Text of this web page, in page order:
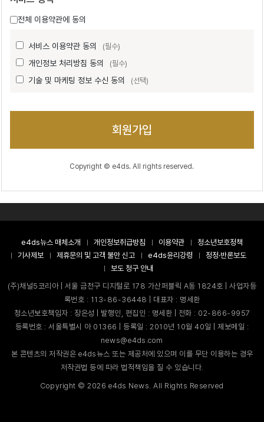
전체 이용약관에 동의
서비스 이용약관 동의 (필수)
개인정보 처리방침 동의 (필수)
기술 및 마케팅 정보 수신 동의 (선택)
회원가입
Copyright © e4ds. All rights reserved.
e4ds뉴스 매체소개 개인정보취급방침 이용약관
청소년보호정책
기사제보
제휴문의 및 고객 불만 신고 e4ds윤리강령
정정·반론보도
보도 청구 안내
(주)채널5코리아 | 서울 금천구 디지털로 178 가산퍼블릭 A동 1824호 | 사업자등
록번호 : 113-86-36448 | 대표자 : 명세환
청소년보호책임자 : 장은성 | 발행인, 편집인 : 명세환 | 전화 : 02-866-9957
등록번호 : 서울특별시 아 01366 | 등록일 : 2010년 10월 40일 | 제보메일 :
news@e4ds.com
본 콘텐츠의 저작권은 e4ds뉴스 또는 제공처에 있으며 이를 무단 이용하는 경우
저작권법 등에 따라 법적책임을 질 수 있습니다.
Copyright ©2026 e4ds News. All Rights Reserved